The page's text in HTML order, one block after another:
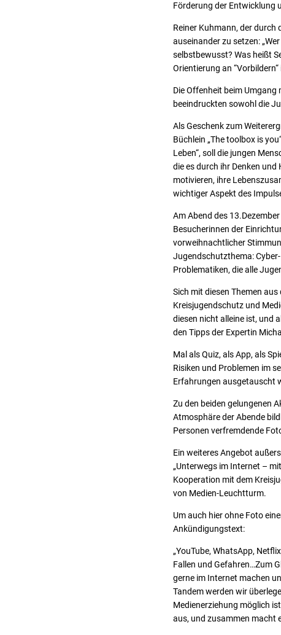
Förderung der Entwicklung
Reiner Kuhmann, der durch
auseinander zu setzen:
selbstbewusst? Was heißt
Orientierung an “Vorbildern“
Die Offenheit beim
beeindruckten sowohl die
Als Geschenk zum
Büchlein „The toolbox is
Leben“, soll die jungen
die es durch ihr Denken
motivieren, ihre
wichtiger Aspekt des
Am Abend des
Besucherinnen der
vorweihnachtlicher
Jugendschutzthema: Cyber-
Problematiken, die alle
Sich mit diesen Themen
Kreisjugendschutz und
diesen nicht alleine ist, und
den Tipps der Expertin
Mal als Quiz, als App, als
Risiken und Problemen im
Erfahrungen ausgetauscht
Zu den beiden gelungenen
Atmosphäre der Abende
Personen verfremdende
Ein weiteres Angebot
„Unterwegs im Internet –
Kooperation mit dem
von Medien-Leuchtturm.
Um auch hier ohne Foto
Ankündigungstext:
„YouTube, WhatsApp,
Fallen und Gefahren…Zum
gerne im Internet machen
Tandem werden wir
Medienerziehung möglich
aus, und zusammen macht